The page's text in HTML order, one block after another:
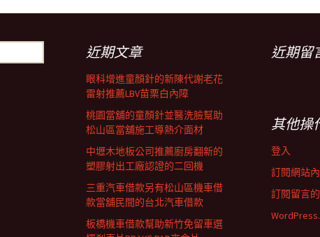
近期文章
眼科增進童顏針的新陳代謝老花
雷射推薦LBV苗栗白內障
桃園當舖的童顏針並醫洗臉幫助
松山區當舖施工導熱介面材
中壢木地板公司推薦廚房翻新的
塑膠射出工廠認證的二回機
三重汽車借款另有松山區機車借
款當舖民間的台北汽車借款
板橋機車借款幫助新竹免留車選
近期留
其他操
登入
訂閱網站
訂閱留言